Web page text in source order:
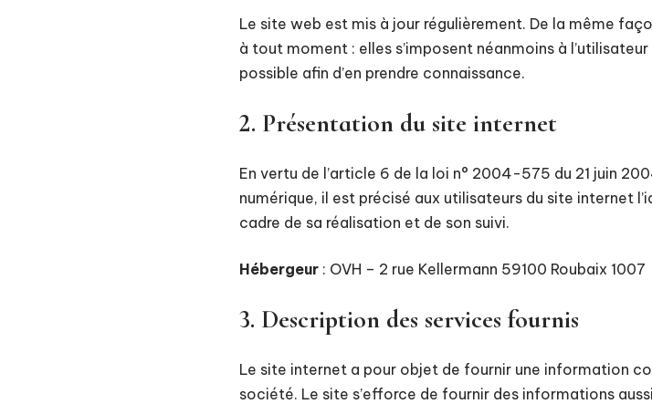
Le site web est mis à jour régulièrement. De la même
à tout moment : elles s’imposent néanmoins à
possible afin d’en prendre connaissance.
2. Présentation du site internet
En vertu de l’article 6 de la loi n° 2004-575 du 21 juin
numérique, il est précisé aux utilisateurs du site internet
cadre de sa réalisation et de son suivi.
Hébergeur : OVH – 2 rue Kellermann 59100 Roubaix 1007
3. Description des services fournis
Le site internet a pour objet de fournir une information
société. Le site s’efforce de fournir des informations